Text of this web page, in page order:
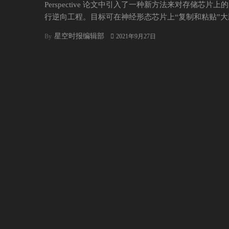
Perspective 论文中引入了一种新方法来对存储芯片上
行逆向工程。目标可在神经形态芯片上“复制和粘贴”大
By 星空时报编辑部 2021年9月27日